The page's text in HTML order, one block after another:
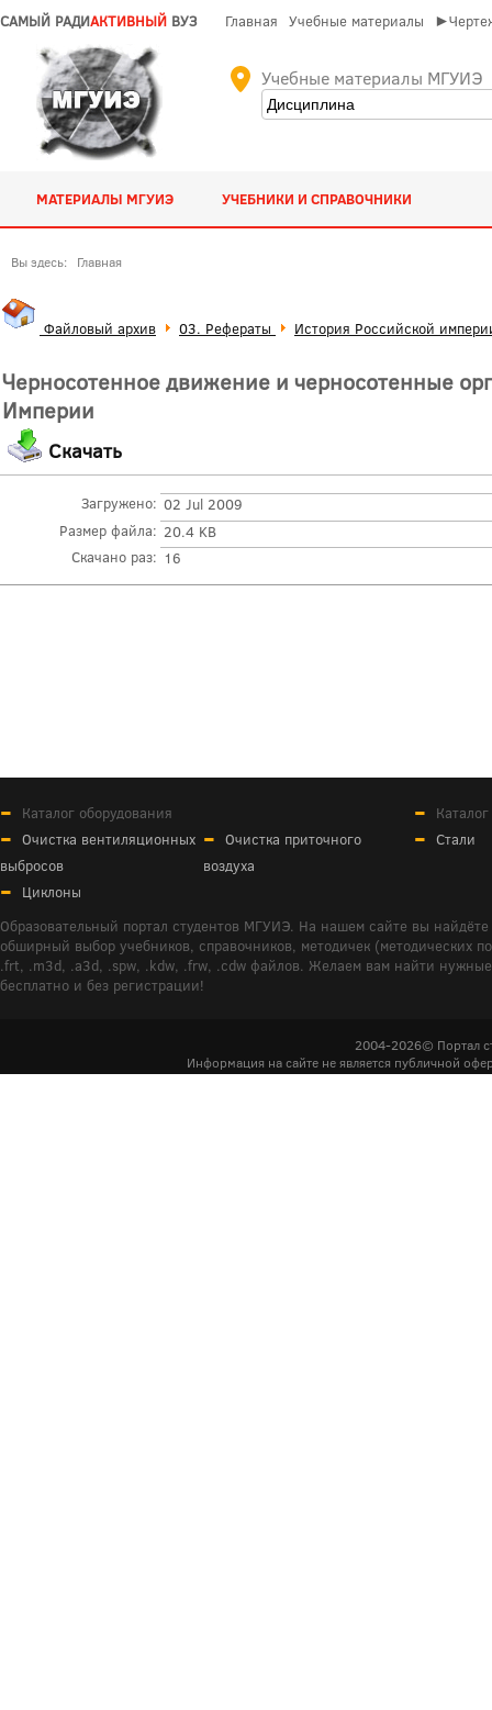
САМЫЙ РАДИАКТИВНЫЙ ВУЗ Главная Учебные материалы
Учебные материалы МГУИЭ
МАТЕРИАЛЫ МГУИЭ УЧЕБНИКИ И СПРАВОЧНИКИ
Вы здесь: Главная
Файловый архив 03. Рефераты История Российской
Черносотенное движение и черносотенные
Империи
Скачать
Загружено: 02 Jul 2009
Размер файла: 20.4 KB
Скачано раз: 16
Каталог оборудования
Очистка вентиляционных
выбросов
Очистка приточного
воздуха
Циклоны
Стали
Образовательный портал студентов МГУИЭ. На нашем сайте вы
обширный выбор учебников, справочников, методичек (методических
.frt, .m3d, .a3d, .spw, .kdw, .frw, .cdw файлов. Желаем вам найти
бесплатно и без регистрации!
2004-2026© Портал
Информация на сайте не является публичной